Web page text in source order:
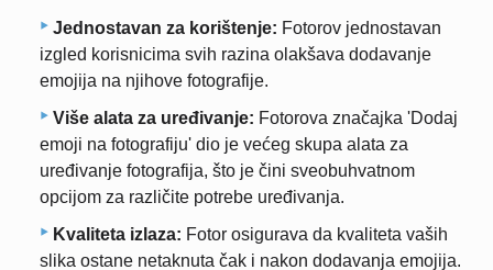
Jednostavan za korištenje: Fotorov jednostavan
izgled korisnicima svih razina olakšava dodavanje
emojija na njihove fotografije.
Više alata za uređivanje: Fotorova značajka 'Dodaj
emoji na fotografiju' dio je većeg skupa alata za
uređivanje fotografija, što je čini sveobuhvatnom
opcijom za različite potrebe uređivanja.
Kvaliteta izlaza: Fotor osigurava da kvaliteta vaših
slika ostane netaknuta čak i nakon dodavanja emojija.